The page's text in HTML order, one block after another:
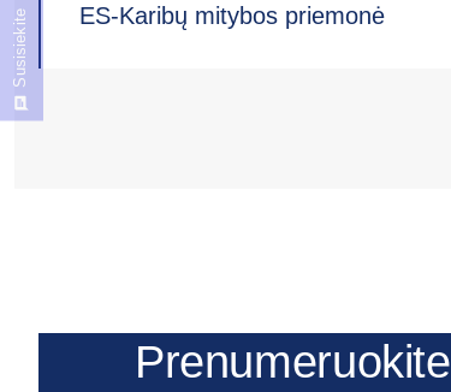
ES-Karibų mitybos priemonė
Prenumeruokite
Susisiekite